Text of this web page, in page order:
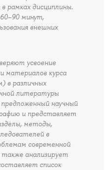
рамках дисциплины.
минут,
внешних
усвоение
материалов курса
в различных
литературы
научный
и представляет
методы,
в
современной
анализирует
список